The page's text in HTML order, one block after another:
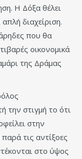
Η Δόξα θέλει
διαχείριση.
που θα
οικονομικά
της Δράμας
την στιγμή το ότι
στην
τις αντίξοες
στο ύψος